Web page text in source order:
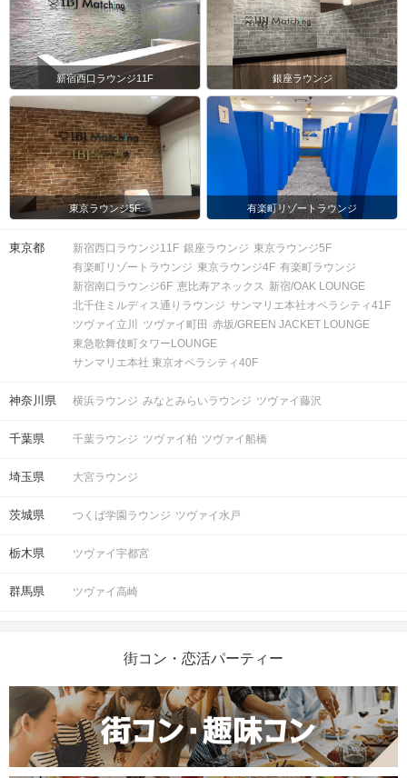
新宿西口ラウンジ11F 銀座ラウンジ
東京ラウンジ5F 有楽町リゾートラウンジ
東京都 新宿西口ラウンジ11F 銀座ラウンジ 東京ラウンジ5F
有楽町リゾートラウンジ 東京ラウンジ4F 有楽町ラウンジ
新宿南口ラウンジ6F 恵比寿アネックス 新宿/OAK LOUNGE
北千住ミルディス通りラウンジ サンマリエ本社オペラシティ41F
ツヴァイ立川
ツヴァイ町田 赤坂/GREEN JACKET LOUNGE
東急歌舞伎町タワーLOUNGE
サンマリエ本社 東京オペラシティ40F
神奈川県 横浜ラウンジ みなとみらいラウンジ ツヴァイ藤沢
千葉県 千葉ラウンジ ツヴァイ柏 ツヴァイ船橋
埼玉県 大宮ラウンジ
茨城県 つくば学園ラウンジ ツヴァイ水戸
栃木県 ツヴァイ宇都宮
群馬県 ツヴァイ高崎
街コン・恋活パーティー